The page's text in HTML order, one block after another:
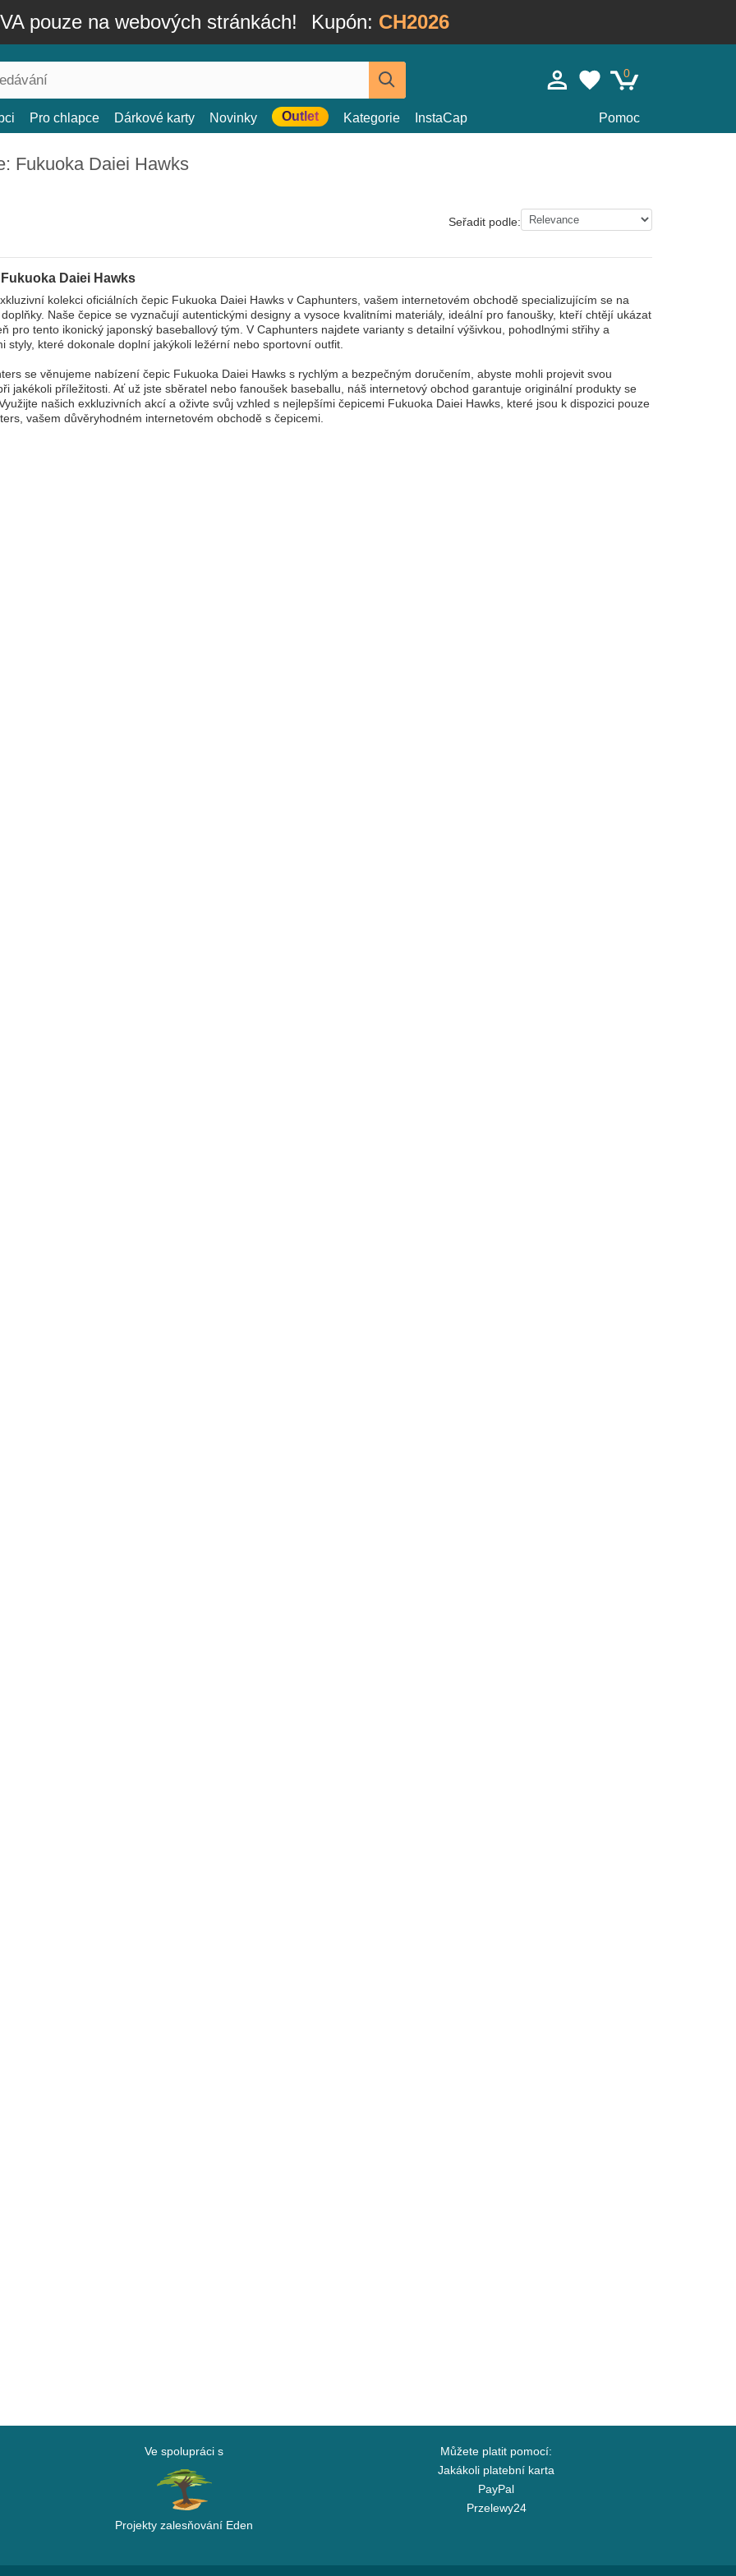
pouze na webových stránkách! Kupón: CH2026
0
Pro chlapce Dárkové karty Novinky Outlet Kategorie InstaCap Pomoc
Fukuoka Daiei Hawks
Seřadit podle:
Daiei Hawks
kolekci oficiálních čepic Fukuoka Daiei Hawks v Caphunters, vašem internetovém obchodě specializujícím se na
Naše čepice se vyznačují autentickými designy a vysoce kvalitními materiály, ideální pro fanoušky, kteří chtějí ukázat
pro tento ikonický japonský baseballový tým. V Caphunters najdete varianty s detailní výšivkou, pohodlnými střihy a
styly, které dokonale doplní jakýkoli ležérní nebo sportovní outfit.
se věnujeme nabízení čepic Fukuoka Daiei Hawks s rychlým a bezpečným doručením, abyste mohli projevit svou
jakékoli příležitosti. Ať už jste sběratel nebo fanoušek baseballu, náš internetový obchod garantuje originální produkty se
našich exkluzivních akcí a oživte svůj vzhled s nejlepšími čepicemi Fukuoka Daiei Hawks, které jsou k dispozici pouze
vašem důvěryhodném internetovém obchodě s čepicemi.
Ve spolupráci s
Projekty zalesňování Eden
Můžete platit pomocí:
Jakákoli platební karta
PayPal
Przelewy24